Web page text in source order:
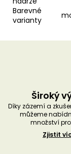
Barevné
varianty
Široký
Díky zázemí a
můžeme
množství
Zjistit